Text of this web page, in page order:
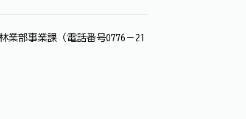
部事業課（電話番号0776－21